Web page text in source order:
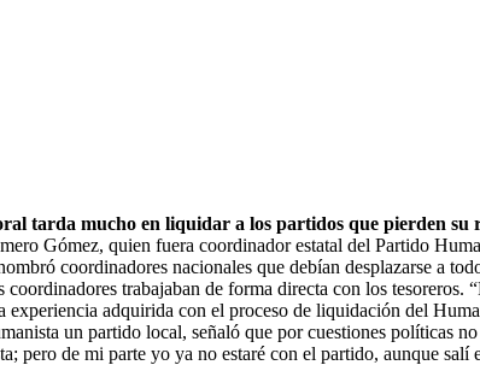
tarda mucho en liquidar a los partidos que pierden su
Gómez, quien fuera coordinador estatal del Partido
coordinadores nacionales que debían desplazarse a
trabajaban de forma directa con los tesoreros.
adquirida con el proceso de liquidación del
un partido local, señaló que por cuestiones políticas
pero de mi parte yo ya no estaré con el partido, aunque salí